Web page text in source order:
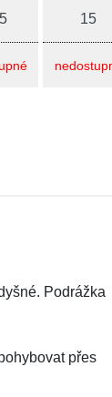
15
Podrážka
přes